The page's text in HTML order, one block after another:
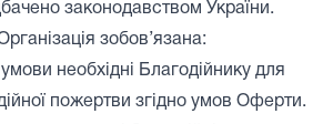
законодавством України.
зобов’язана:
необхідні Благодійнику для
пожертви згідно умов Оферти.